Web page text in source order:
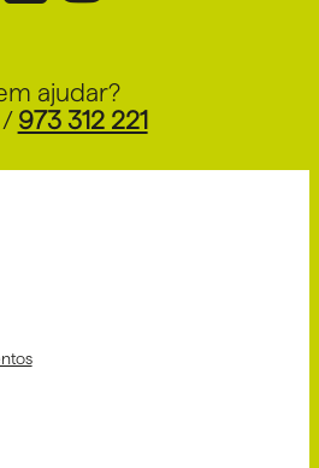
ajudar?
973 312 221